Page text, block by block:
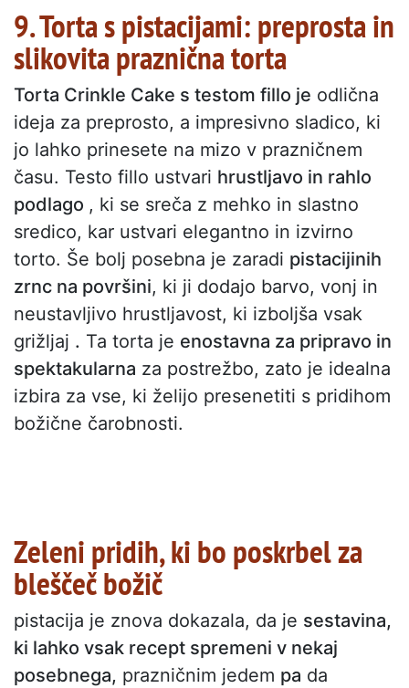
9. Torta s pistacijami: preprosta in
slikovita praznična torta
Torta Crinkle Cake s testom fillo je odlična
ideja za preprosto, a impresivno sladico, ki
jo lahko prinesete na mizo v prazničnem
času. Testo fillo ustvari hrustljavo in rahlo
podlago , ki se sreča z mehko in slastno
sredico, kar ustvari elegantno in izvirno
torto. Še bolj posebna je zaradi pistacijinih
zrnc na površini, ki ji dodajo barvo, vonj in
neustavljivo hrustljavost, ki izboljša vsak
grižljaj . Ta torta je enostavna za pripravo in
spektakularna za postrežbo, zato je idealna
izbira za vse, ki želijo presenetiti s pridihom
božične čarobnosti.
Zeleni pridih, ki bo poskrbel za
bleščeč božič
pistacija je znova dokazala, da je sestavina,
ki lahko vsak recept spremeni v nekaj
posebnega, prazničnim jedem pa da